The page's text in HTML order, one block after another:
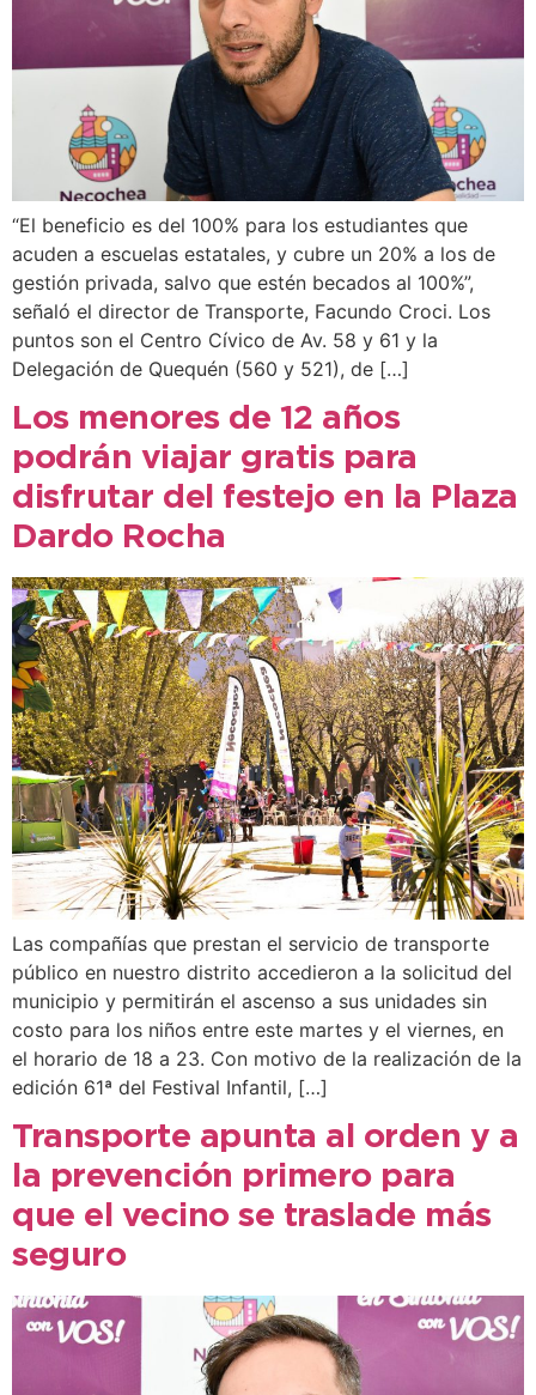
“El beneficio es del 100% para los estudiantes que
acuden a escuelas estatales, y cubre un 20% a los de
gestión privada, salvo que estén becados al 100%”,
señaló el director de Transporte, Facundo Croci. Los
puntos son el Centro Cívico de Av. 58 y 61 y la
Delegación de Quequén (560 y 521), de […]
Los menores de 12 años
podrán viajar gratis para
disfrutar del festejo en la Plaza
Dardo Rocha
Las compañías que prestan el servicio de transporte
público en nuestro distrito accedieron a la solicitud del
municipio y permitirán el ascenso a sus unidades sin
costo para los niños entre este martes y el viernes, en
el horario de 18 a 23. Con motivo de la realización de la
edición 61ª del Festival Infantil, […]
Transporte apunta al orden y a
la prevención primero para
que el vecino se traslade más
seguro